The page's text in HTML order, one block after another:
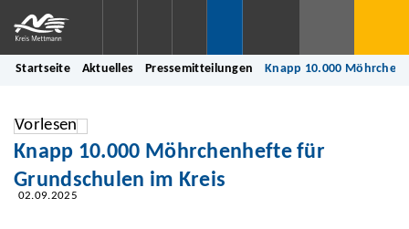
Startseite Aktuelles Pressemitteilungen Knapp 10.000
Vorlesen
Knapp 10.000 Möhrchenhefte für
Grundschulen im Kreis
02.09.2025